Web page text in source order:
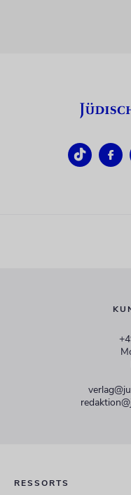
RESSORTS